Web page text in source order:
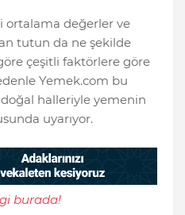
ortalama değerler ve
tutun da ne şekilde
çeşitli faktörlere göre
Yemek.com bu
halleriyle yemenin
uyarıyor.
burada!